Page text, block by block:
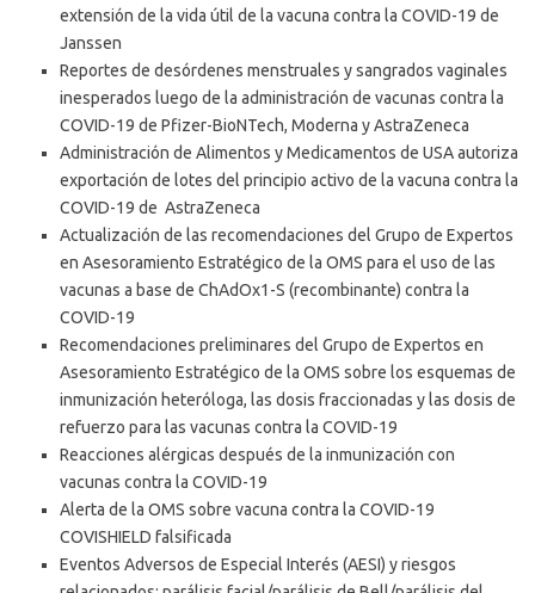
extensión de la vida útil de la vacuna contra la COVID-19 de
Janssen
Reportes de desórdenes menstruales y sangrados vaginales
inesperados luego de la administración de vacunas contra la
COVID-19 de Pfizer-BioNTech, Moderna y AstraZeneca
Administración de Alimentos y Medicamentos de USA autoriza
exportación de lotes del principio activo de la vacuna contra la
COVID-19 de AstraZeneca
Actualización de las recomendaciones del Grupo de Expertos
en Asesoramiento Estratégico de la OMS para el uso de las
vacunas a base de ChAdOx1-S (recombinante) contra la
COVID-19
Recomendaciones preliminares del Grupo de Expertos en
Asesoramiento Estratégico de la OMS sobre los esquemas de
inmunización heteróloga, las dosis fraccionadas y las dosis de
refuerzo para las vacunas contra la COVID-19
Reacciones alérgicas después de la inmunización con
vacunas contra la COVID-19
Alerta de la OMS sobre vacuna contra la COVID-19
COVISHIELD falsificada
Eventos Adversos de Especial Interés (AESI) y riesgos